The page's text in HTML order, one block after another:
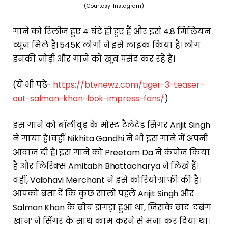
(Courtesy-Instagram)
गाने को रिलीज हुए 4 घंटे ही हुए हैं और इसे 4.8 मिलियन
व्यूज मिले हैं। 545K लोगों ने इसे लाइक किया है। लोग
इनकी जोड़ी और गाने को खूब पसंद कर रहे हैं।
(ये भी पढ़ें- https://btvnewz.com/tiger-3-teaser-
out-salman-khan-look-impress-fans/)
इस गाने को बॉलीवुड के मोस्ट टैलेंटेड सिंगर Arijit Singh
ने गाया है। वहीं Nikhita Gandhi ने भी इस गाने में अपनी
आवाज दी है। इस गाने को Preetam Da ने कंपोज किया
है और लिरिक्स Amitabh Bhattacharya ने लिखे हैं।
वहीं, Vaibhavi Merchant ने इसे कोरियोग्राफी की है।
आपको बता दें कि कुछ सालों पहले Arijit Singh और
Salman Khan के बीच झगड़ा हुआ था, जिसके बाद ‘दबंग
खान’ ने सिंगर के साथ काम करने से मना कर दिया था।